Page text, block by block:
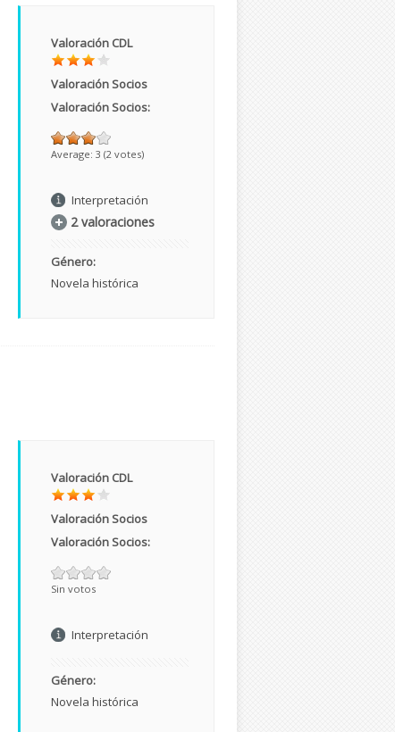
Valoración CDL
Valoración Socios
Valoración Socios:
Average: 3 (2 votes)
Interpretación
2 valoraciones
Género:
Novela histórica
Valoración CDL
Valoración Socios
Valoración Socios:
Sin votos
Interpretación
Género:
Novela histórica